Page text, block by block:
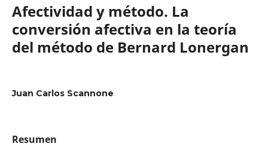
Afectividad y método. La
conversión afectiva en la teoría
del método de Bernard Lonergan
Juan Carlos Scannone
Resumen